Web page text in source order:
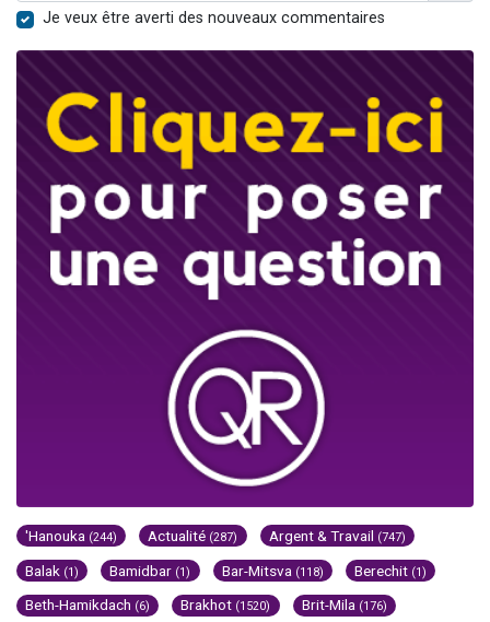
Je veux être averti des nouveaux commentaires
'Hanouka (244) Actualité (287) Argent & Travail (747)
Balak (1) Bamidbar (1) Bar-Mitsva (118) Berechit (1)
Beth-Hamikdach (6) Brakhot (1520) Brit-Mila (176)